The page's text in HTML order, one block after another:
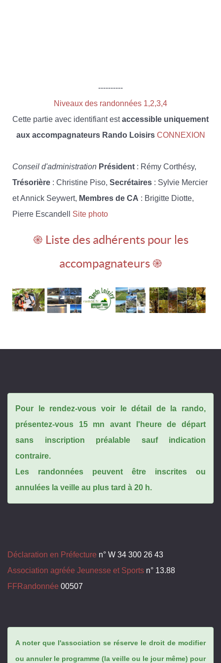
----------
Niveaux des randonnées 1,2,3,4
Cette partie avec identifiant estaccessible uniquement
aux accompagnateurs Rando Loisirs CONNEXION
Conseil d'administration Président : Rémy Corthésy,
Trésorière : Christine Piso, Secrétaires : Sylvie Mercier
et Annick Seywert, Membres de CA : Brigitte Diotte,
Pierre Escandell Site photo
֎ Liste des adhérents pour les
accompagnateurs ֎
Pour le rendez-vous voir le détail de la rando,
présentez-vous 15 mn avant l'heure de départ
sans inscription préalable sauf indication
contraire.
Les randonnées peuvent être inscrites ou
annulées la veille au plus tard à 20 h.
Déclaration en Préfecture n° W 34 300 26 43
Association agréée Jeunesse et Sports n° 13.88
FFRandonnée 00507
A noter que l'association se réserve le droit de modifier
ou annuler le programme (la veille ou le jour même) pour